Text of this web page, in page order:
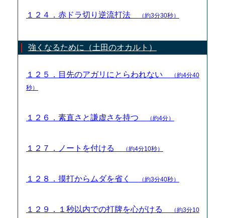
１２４．赤ドラ切り逆流打法 （約3分30秒）
強くなるために（土田のオカルト）
１２５．目先のアガリにとらわれない
（約4分40
秒）
１２６．素直さと謙虚さを持つ （約4分）
１２７．ノートを付ける （約4分10秒）
１２８．摸打からムダを省く （約3分40秒）
１２９．１秒以内での打牌を心がける （約3分10